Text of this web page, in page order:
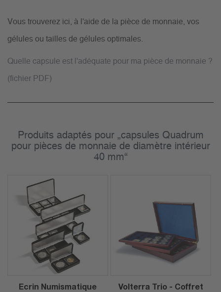
Vous trouverez ici, à l'aide de la pièce de monnaie, vos
gélules ou tailles de gélules optimales.
Quelle capsule est l'adéquate pour ma pièce de monnaie ?
(fichier PDF)
Produits adaptés pour „capsules Quadrum
pour pièces de monnaie de diamètre intérieur
40 mm“
Ecrin Numismatique
Volterra Trio - Coffret